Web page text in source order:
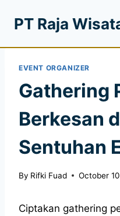
PT Raja
EVENT ORGANIZER
Gathering
Berkesan
Sentuhan
By Rifki Fuad October
Ciptakan gathering